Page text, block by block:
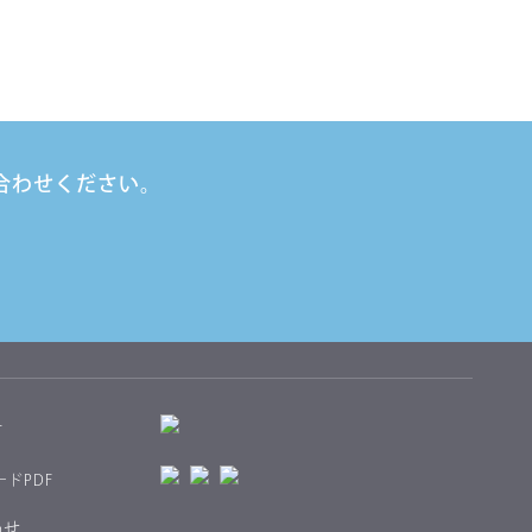
わせください。
ドPDF